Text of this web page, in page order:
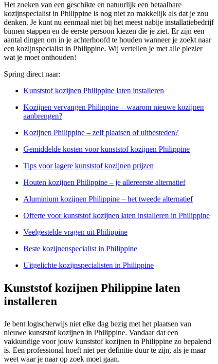
Het zoeken van een geschikte en natuurlijk een betaalbare
kozijnspecialist in Philippine is nog niet zo makkelijk als dat je zou
denken. Je kunt nu eenmaal niet bij het meest nabije installatiebedrijf
binnen stappen en de eerste persoon kiezen die je ziet. Er zijn een
aantal dingen om in je achterhoofd te houden wanneer je zoekt naar
een kozijnspecialist in Philippine. Wij vertellen je met alle plezier
wat je moet onthouden!
Spring direct naar:
Kunststof kozijnen Philippine laten installeren
Kozijnen vervangen Philippine – waarom nieuwe kozijnen
aanbrengen?
Kozijnen Philippine – zelf plaatsen of uitbesteden?
Gemiddelde kosten voor kunststof kozijnen Philippine
Tips voor lagere kunststof kozijnen prijzen
Houten kozijnen Philippine – je allereerste alternatief
Aluminium kozijnen Philippine – het tweede alternatief
Offerte voor kunststof kozijnen laten installeren in Philippine
Veelgestelde vragen uit Philippine
Beste kozijnenspecialist in Philippine
Uitgelichte kozijnspecialisten in Philippine
Kunststof kozijnen Philippine laten
installeren
Je bent logischerwijs niet elke dag bezig met het plaatsen van
nieuwe kunststof kozijnen in Philippine. Vandaar dat een
vakkundige voor jouw kunststof kozijnen in Philippine zo bepalend
is. Een professional hoeft niet per definitie duur te zijn, als je maar
weet waar je naar op zoek moet gaan.